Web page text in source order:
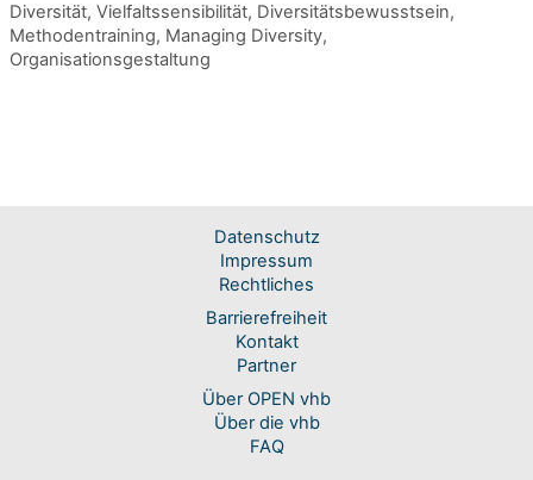
Diversität, Vielfaltssensibilität, Diversitätsbewusstsein,
Methodentraining, Managing Diversity,
Organisationsgestaltung
Datenschutz
Impressum
Rechtliches
Barrierefreiheit
Kontakt
Partner
Über OPEN vhb
Über die vhb
FAQ